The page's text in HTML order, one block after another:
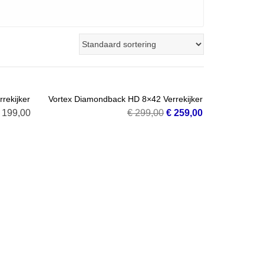
199,00
SALE!
VOEG TOE AAN WINKELMANDJE
Vortex Diamondback HD 8×42 Verrekijker
€299,00 Oorspronkelijke
€ 259,00Huidige